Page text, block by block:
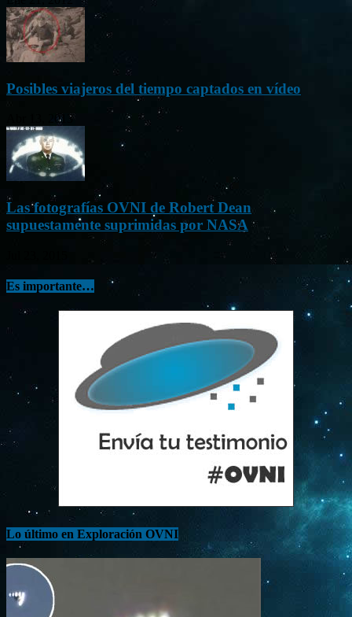
Posibles viajeros del tiempo captados en vídeo
Abr 13, 2013
Las fotografías OVNI de Robert Dean
supuestamente suprimidas por NASA
Es importante…
Lo último en Exploración OVNI